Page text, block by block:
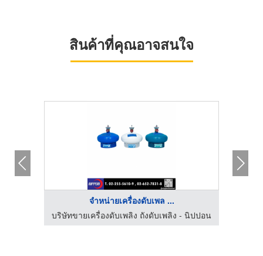
สินค้าที่คุณอาจสนใจ
จำหน่ายเครื่องดับเพล ...
บริษัทขายเครื่องดับเพลิง ถังดับเพลิง - นิปปอน